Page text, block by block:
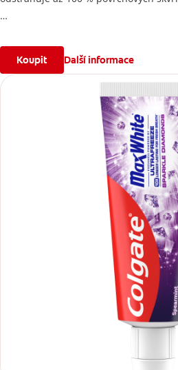
**Po 2 týdnech používání.
Koupit Další informace